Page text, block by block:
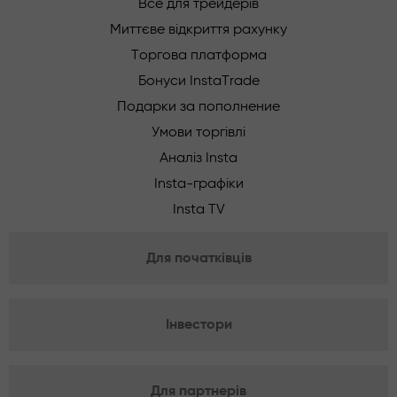
Все для трейдерів
Миттєве відкриття рахунку
Торгова платформа
Бонуси InstaTrade
Подарки за пополнение
Умови торгівлі
Аналіз Insta
Insta-графіки
Insta TV
Для початківців
Інвестори
Для партнерів